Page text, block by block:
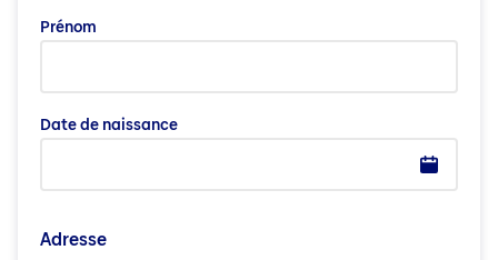
Prénom
Date de naissance
Adresse